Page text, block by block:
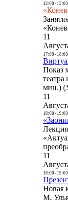
12:00- 13:00
11
17:00- 18:00
Показ
мин.)
11
18:00- 19:00
11
18:00- 19:00
Новая
М.